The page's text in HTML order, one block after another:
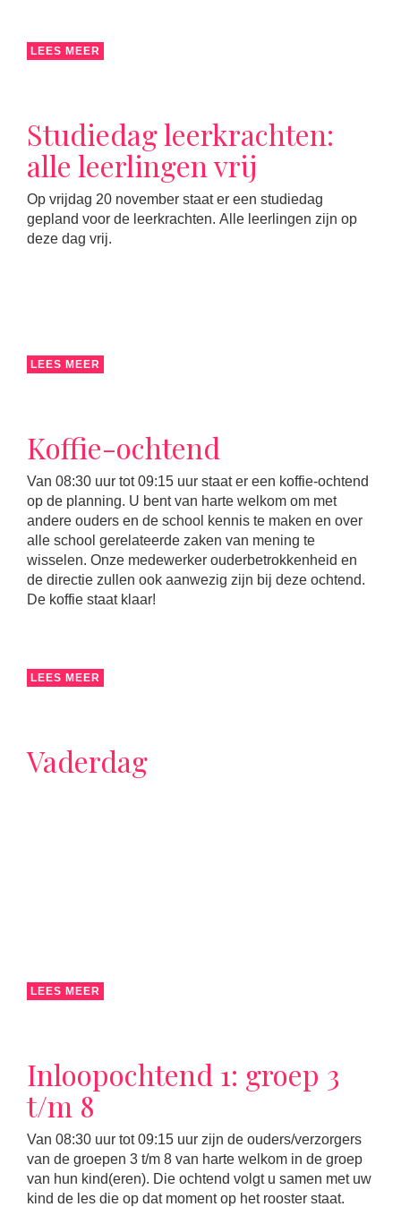
LEES MEER
Studiedag leerkrachten:
alle leerlingen vrij
Op vrijdag 20 november staat er een studiedag
gepland voor de leerkrachten. Alle leerlingen zijn op
deze dag vrij.
LEES MEER
Koffie-ochtend
Van 08:30 uur tot 09:15 uur staat er een koffie-ochtend
op de planning. U bent van harte welkom om met
andere ouders en de school kennis te maken en over
alle school gerelateerde zaken van mening te
wisselen. Onze medewerker ouderbetrokkenheid en
de directie zullen ook aanwezig zijn bij deze ochtend.
De koffie staat klaar!
LEES MEER
Vaderdag
LEES MEER
Inloopochtend 1: groep 3
t/m 8
Van 08:30 uur tot 09:15 uur zijn de ouders/verzorgers
van de groepen 3 t/m 8 van harte welkom in de groep
van hun kind(eren). Die ochtend volgt u samen met uw
kind de les die op dat moment op het rooster staat.